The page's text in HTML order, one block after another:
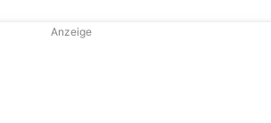
Anzeige